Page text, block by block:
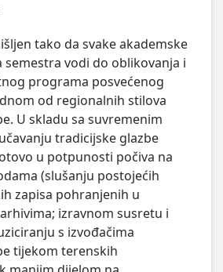
tako da svake akademske
semestra vodi do oblikovanja i
programa posvećenog
od regionalnih stilova
U skladu sa suvremenim
tradicijske glazbe
u potpunosti počiva na
(slušanju postojećih
zapisa pohranjenih u
izravnom susretu i
s izvođačima
tijekom terenskih